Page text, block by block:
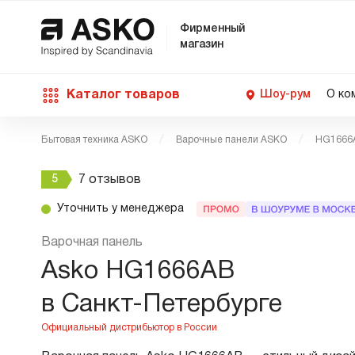
Фирменный
магазин
Каталог товаров Шоу-рум О
Техника для кухни
Уход за бельем
Asko Professional
Аксессуары
С
Бытовая техника ASKO Варочные панели ASKO
5 7 отзывов
Уточнить у менеджера
Варочная панель
Asko HG1666AB
в Санкт-Петербурге